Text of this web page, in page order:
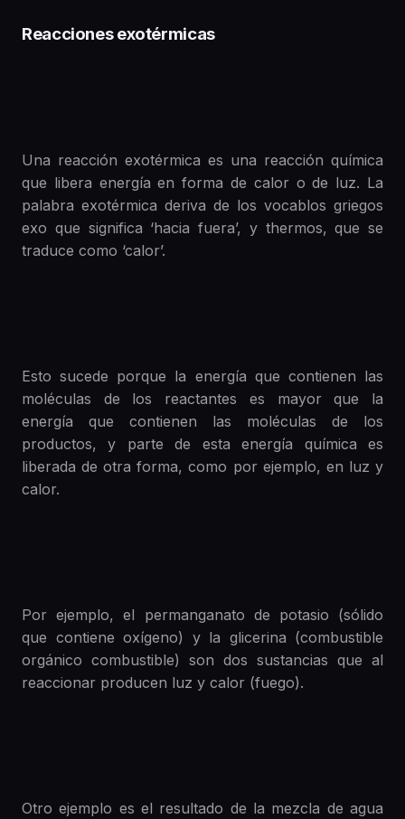
Reacciones exotérmicas
Una reacción exotérmica es una reacción química
que libera energía en forma de calor o de luz. La
palabra exotérmica deriva de los vocablos griegos
exo que significa ‘hacia fuera’, y thermos, que se
traduce como ‘calor’.
Esto sucede porque la energía que contienen las
moléculas de los reactantes es mayor que la
energía que contienen las moléculas de los
productos, y parte de esta energía química es
liberada de otra forma, como por ejemplo, en luz y
calor.
Por ejemplo, el permanganato de potasio (sólido
que contiene oxígeno) y la glicerina (combustible
orgánico combustible) son dos sustancias que al
reaccionar producen luz y calor (fuego).
Otro ejemplo es el resultado de la mezcla de agua